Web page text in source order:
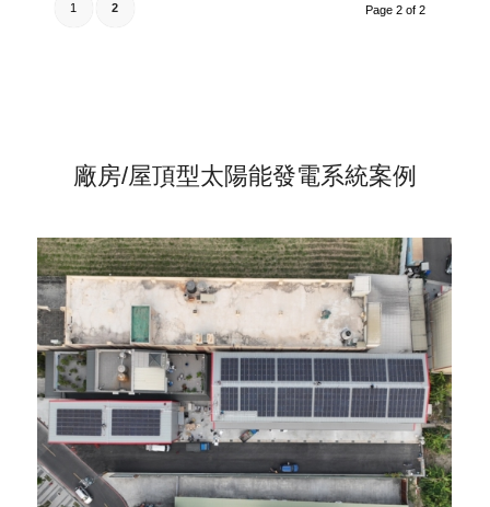
Page 2 of 2
1 2
廠房/屋頂型太陽能發電系統案例